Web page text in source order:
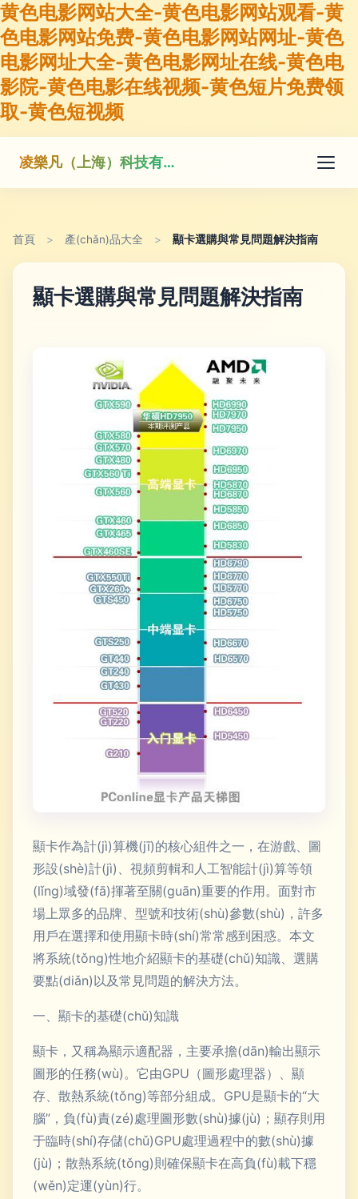
黄色电影网站大全-黄色电影网站观看-黄
色电影网站免费-黄色电影网站网址-黄色
电影网址大全-黄色电影网址在线-黄色电
影院-黄色电影在线视频-黄色短片免费领
取-黄色短视频
凌樂凡（上海）科技有限公司
首頁 > 產(chǎn)品大全 > 顯卡選購與常見問題解決指南
顯卡選購與常見問題解決指南
顯卡作為計(jì)算機(jī)的核心組件之一，在游戲、圖
形設(shè)計(jì)、視頻剪輯和人工智能計(jì)算等領
(lǐng)域發(fā)揮著至關(guān)重要的作用。面對市
場上眾多的品牌、型號和技術(shù)參數(shù)，許多
用戶在選擇和使用顯卡時(shí)常常感到困惑。本文
將系統(tǒng)性地介紹顯卡的基礎(chǔ)知識、選購
要點(diǎn)以及常見問題的解決方法。
一、顯卡的基礎(chǔ)知識
顯卡，又稱為顯示適配器，主要承擔(dān)輸出顯示
圖形的任務(wù)。它由GPU（圖形處理器）、顯
存、散熱系統(tǒng)等部分組成。GPU是顯卡的“大
腦”，負(fù)責(zé)處理圖形數(shù)據(jù)；顯存則用
于臨時(shí)存儲(chǔ)GPU處理過程中的數(shù)據
(jù)；散熱系統(tǒng)則確保顯卡在高負(fù)載下穩
(wěn)定運(yùn)行。